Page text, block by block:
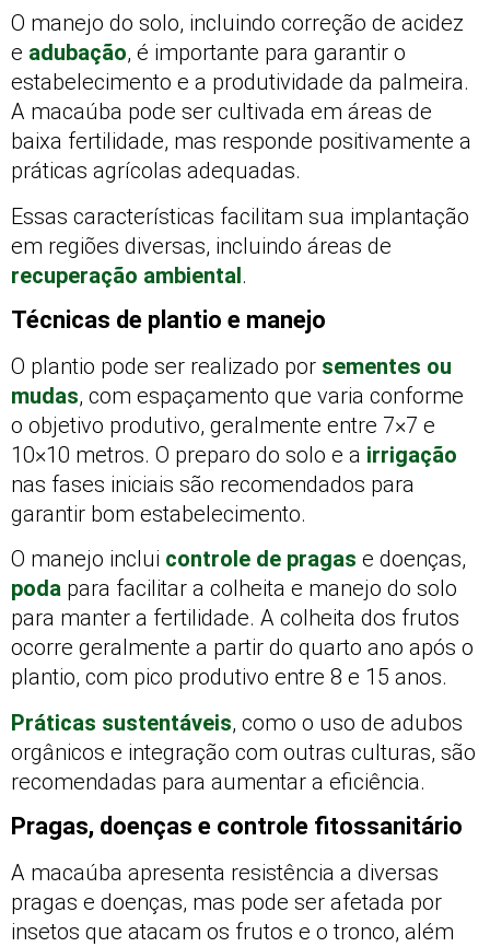
O manejo do solo, incluindo correção de acidez
e adubação, é importante para garantir o
estabelecimento e a produtividade da palmeira.
A macaúba pode ser cultivada em áreas de
baixa fertilidade, mas responde positivamente a
práticas agrícolas adequadas.
Essas características facilitam sua implantação
em regiões diversas, incluindo áreas de
recuperação ambiental.
Técnicas de plantio e manejo
O plantio pode ser realizado por sementes ou
mudas, com espaçamento que varia conforme
o objetivo produtivo, geralmente entre 7×7 e
10×10 metros. O preparo do solo e a irrigação
nas fases iniciais são recomendados para
garantir bom estabelecimento.
O manejo inclui controle de pragas e doenças,
poda para facilitar a colheita e manejo do solo
para manter a fertilidade. A colheita dos frutos
ocorre geralmente a partir do quarto ano após o
plantio, com pico produtivo entre 8 e 15 anos.
Práticas sustentáveis, como o uso de adubos
orgânicos e integração com outras culturas, são
recomendadas para aumentar a eficiência.
Pragas, doenças e controle fitossanitário
A macaúba apresenta resistência a diversas
pragas e doenças, mas pode ser afetada por
insetos que atacam os frutos e o tronco, além